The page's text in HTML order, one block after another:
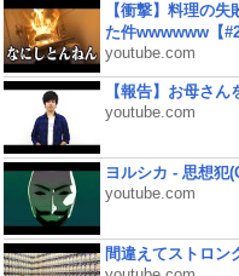
【衝撃】料理の
た件wwwwww【#2
youtube.com
【報告】お母さん
youtube.com
ヨルシカ - 思想犯
youtube.com
間違えてストロン